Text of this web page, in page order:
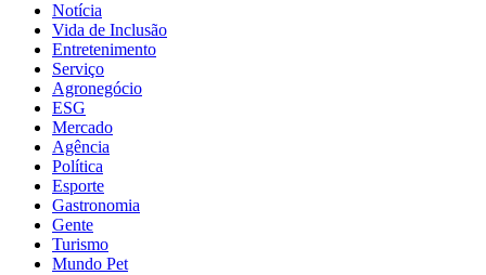
Notícia
Vida de Inclusão
Entretenimento
Serviço
Agronegócio
ESG
Mercado
Agência
Política
Esporte
Gastronomia
Gente
Turismo
Mundo Pet